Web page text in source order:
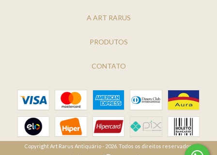
A ART RARUS
PRODUTOS
CONTATO
Copyright Art Rarus Antiquário - 2026. Todos os direitos reservados.